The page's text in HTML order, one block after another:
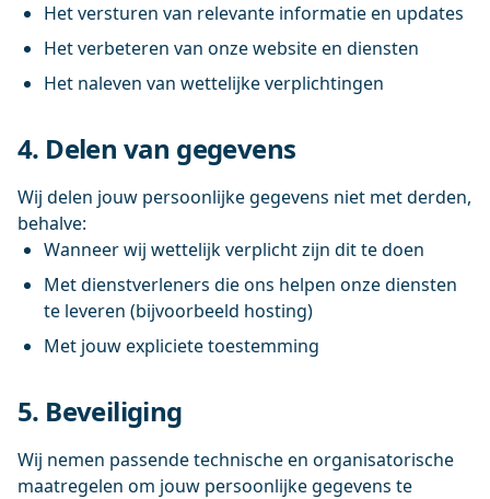
Het versturen van relevante informatie en updates
Het verbeteren van onze website en diensten
Het naleven van wettelijke verplichtingen
4. Delen van gegevens
Wij delen jouw persoonlijke gegevens niet met derden,
behalve:
Wanneer wij wettelijk verplicht zijn dit te doen
Met dienstverleners die ons helpen onze diensten
te leveren (bijvoorbeeld hosting)
Met jouw expliciete toestemming
5. Beveiliging
Wij nemen passende technische en organisatorische
maatregelen om jouw persoonlijke gegevens te